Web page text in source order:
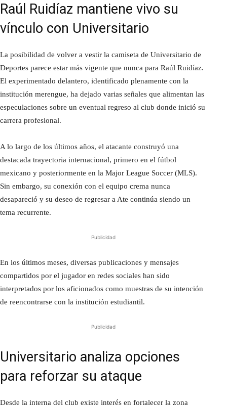
Raúl Ruidíaz mantiene vivo su
vínculo con Universitario
La posibilidad de volver a vestir la camiseta de Universitario de
Deportes parece estar más vigente que nunca para Raúl Ruidíaz.
El experimentado delantero, identificado plenamente con la
institución merengue, ha dejado varias señales que alimentan las
especulaciones sobre un eventual regreso al club donde inició su
carrera profesional.
A lo largo de los últimos años, el atacante construyó una
destacada trayectoria internacional, primero en el fútbol
mexicano y posteriormente en la Major League Soccer (MLS).
Sin embargo, su conexión con el equipo crema nunca
desapareció y su deseo de regresar a Ate continúa siendo un
tema recurrente.
Publicidad
En los últimos meses, diversas publicaciones y mensajes
compartidos por el jugador en redes sociales han sido
interpretados por los aficionados como muestras de su intención
de reencontrarse con la institución estudiantil.
Publicidad
Universitario analiza opciones
para reforzar su ataque
Desde la interna del club existe interés en fortalecer la zona